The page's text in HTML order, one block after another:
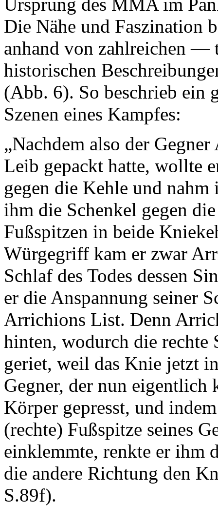
Die Nähe und Faszination
anhand von zahlreichen
historischen
(Abb. 6). So beschrieb ein
Szenen eines Kampfes:
„Nachdem also der
Leib gepackt hatte, wollte
gegen die Kehle und
ihm die Schenkel gegen
Fußspitzen in beide
Würgegriff kam er zwar
Schlaf des Todes dessen
er die Anspannung seiner
Arrichions List. Denn
hinten, wodurch die rechte
geriet, weil das Knie jetzt
Gegner, der nun eigentlich
Körper gepresst, und
(rechte) Fußspitze seines
einklemmte, renkte er ihm
die andere Richtung den
S.89f).